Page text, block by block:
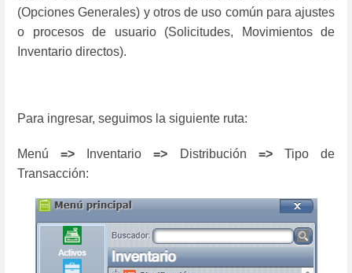
(Opciones Generales) y otros de uso común para ajustes
o procesos de usuario (Solicitudes, Movimientos de
Inventario directos).
Para ingresar, seguimos la siguiente ruta:
Menú => Inventario=> Distribución =>Tipo de
Transacción: